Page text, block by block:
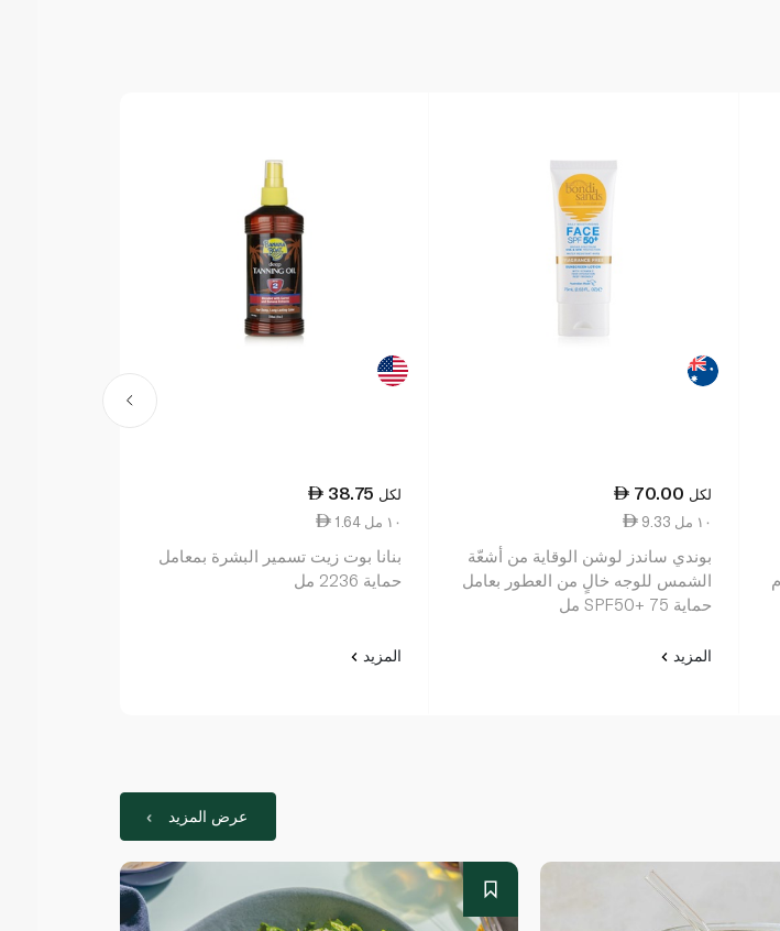
70.00 لكل
9.33 ١٠ مل
بوندي ساندز لوشن الوقاية من أشعّة
الشمس للوجه خالٍ من العطور بعامل
حماية SPF50+ 75 مل
المزيد
38.75 لكل
1.64 ١٠ مل
بنانا بوت زيت تسمير البشرة بمعامل
حماية 2236 مل
المزيد
عرض المزيد